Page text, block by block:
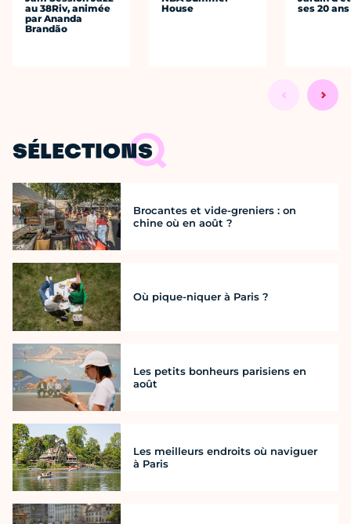
au 38Riv, animée
par Ananda
Brandão
House
ses 20 ans
SÉLECTIONS
Brocantes et vide-greniers : on
chine où en août ?
Où pique-niquer à Paris ?
Les petits bonheurs parisiens en
août
Les meilleurs endroits où naviguer
à Paris